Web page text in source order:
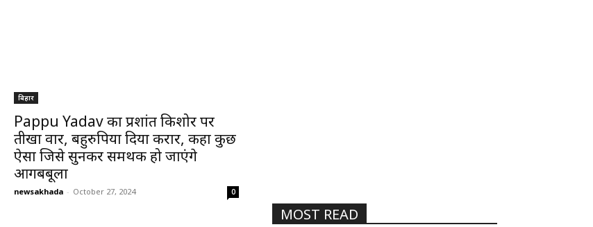
बिहार
Pappu Yadav का प्रशांत किशोर पर
तीखा वार, बहुरुपिया दिया करार, कहा कुछ
ऐसा जिसे सुनकर समर्थक हो जाएंगे
आगबबूला
newsakhada - October 27, 2024 0
MOST READ